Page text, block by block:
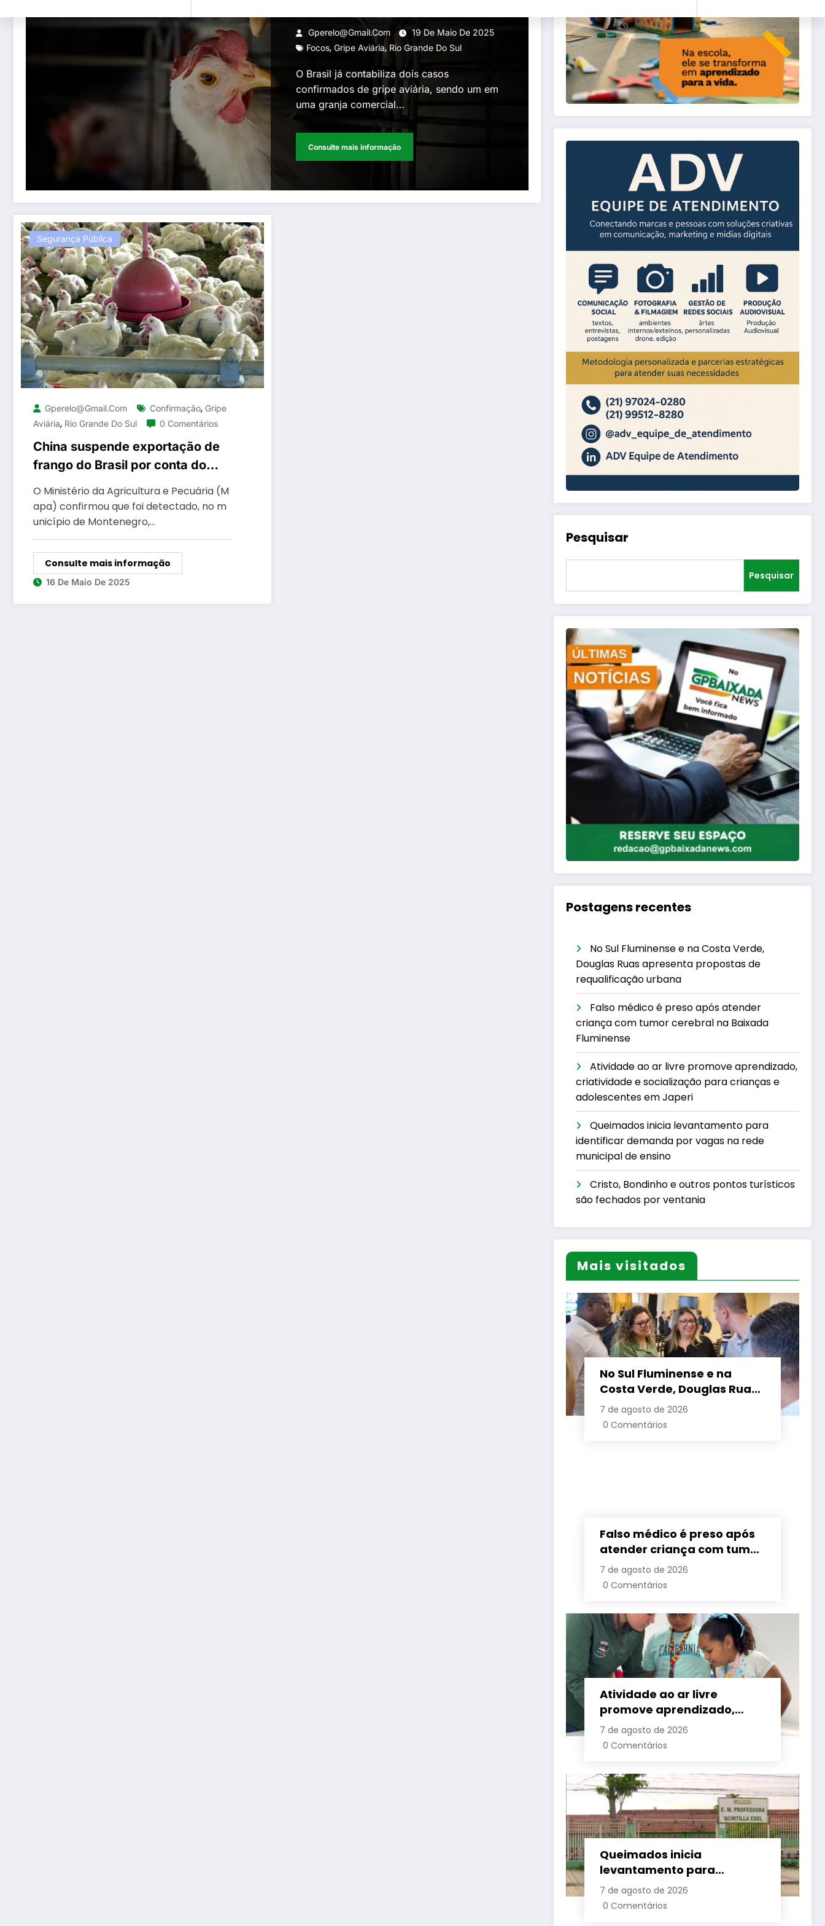
Gperelo@gmail.com
19 De Maio De 2025
Focos,Gripe Aviária, Rio Grande Do Sul
O Brasil já contabiliza dois casos
confirmados de gripe aviária, sendo um em
uma granja comercial…
Consulte mais informação
Segurança Pública
Gperelo@gmail.com Confirmação, Gripe
Aviária, Rio Grande Do Sul 0 Comentários
China suspende exportação de
frango do Brasil por conta do
perigo do vírus da influenza
aviária
O Ministério da Agricultura e Pecuária (M
apa) confirmou que foi detectado, no m
unicípio de Montenegro,…
Consulte mais informação
16 De Maio De 2025
Pesquisar
Pesquisar
Postagens recentes
No Sul Fluminense e na Costa Verde,
Douglas Ruas apresenta propostas de
requalificação urbana
Falso médico é preso após atender
criança com tumor cerebral na Baixada
Fluminense
Atividade ao ar livre promove aprendizado,
criatividade e socialização para crianças e
adolescentes em Japeri
Queimados inicia levantamento para
identificar demanda por vagas na rede
municipal de ensino
Cristo, Bondinho e outros pontos turísticos
são fechados por ventania
Mais visitados
No Sul Fluminense e na
Costa Verde, Douglas Ruas
apresenta propostas de
requalificação urbana
7 de agosto de 2026
0 Comentários
Falso médico é preso após
atender criança com tumor
cerebral na Baixada
Fluminense
7 de agosto de 2026
0 Comentários
Atividade ao ar livre
promove aprendizado,
criatividade e socialização
para crianças e
7 de agosto de 2026
0 Comentários
Queimados inicia
levantamento para
identificar demanda por
vagas na rede municipal de
7 de agosto de 2026
0 Comentários